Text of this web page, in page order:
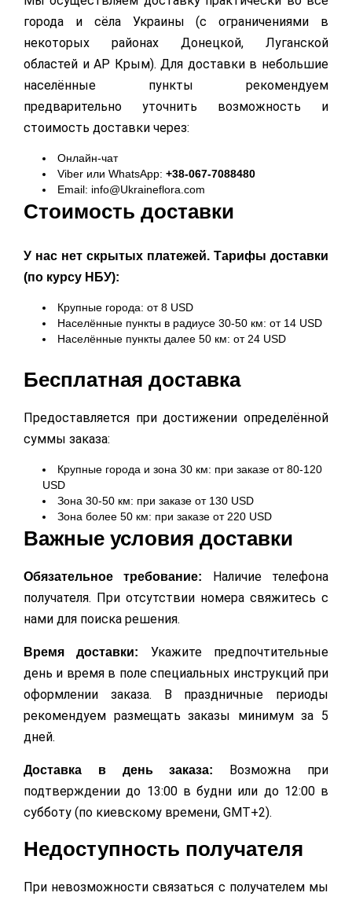
города и сёла Украины (с ограничениями в
некоторых районах Донецкой, Луганской
областей и АР Крым). Для доставки в небольшие
населённые пункты рекомендуем
предварительно уточнить возможность и
стоимость доставки через:
Онлайн-чат
Viber или WhatsApp:+38-067-7088480
Email: info@Ukraineflora.com
Стоимость доставки
У нас нет скрытых платежей. Тарифы доставки
(по курсу НБУ):
Крупные города: от 8 USD
Населённые пункты в радиусе 30-50 км: от 14 USD
Населённые пункты далее 50 км: от 24 USD
Бесплатная доставка
Предоставляется при достижении определённой
суммы заказа:
Крупные города и зона 30 км: при заказе от 80-120
USD
Зона 30-50 км: при заказе от 130 USD
Зона более 50 км: при заказе от 220 USD
Важные условия доставки
Обязательное требование:
Наличие телефона
получателя. При отсутствии номера свяжитесь с
нами для поиска решения.
Время доставки:
Укажите предпочтительные
день и время в поле специальных инструкций при
оформлении заказа. В праздничные периоды
рекомендуем размещать заказы минимум за 5
дней.
Доставка в день заказа:
Возможна при
подтверждении до 13:00 в будни или до 12:00 в
субботу (по киевскому времени, GMT+2).
Недоступность получателя
При невозможности связаться с получателем мы